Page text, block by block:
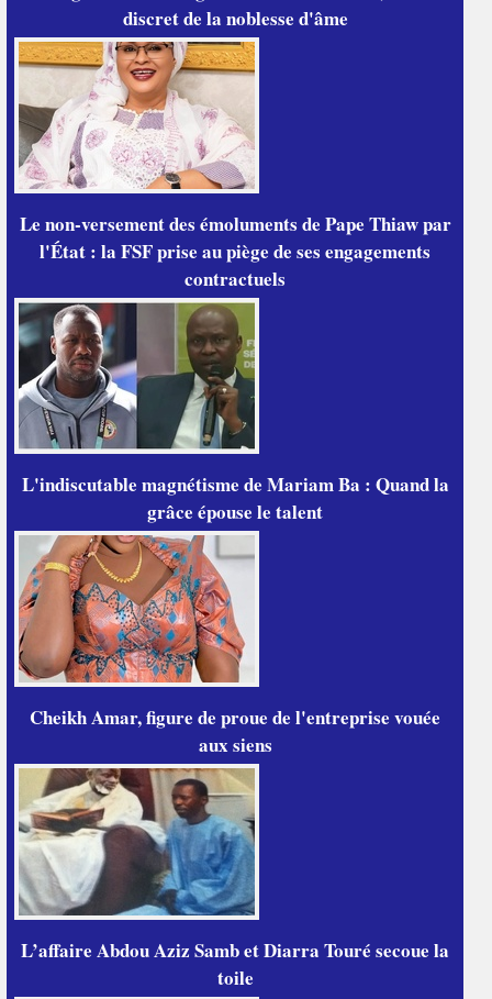
discret de la noblesse d'âme
Le non-versement des émoluments de Pape Thiaw par
l'État : la FSF prise au piège de ses engagements
contractuels
L'indiscutable magnétisme de Mariam Ba : Quand la
grâce épouse le talent
Cheikh Amar, figure de proue de l'entreprise vouée
aux siens
L’affaire Abdou Aziz Samb et Diarra Touré secoue la
toile